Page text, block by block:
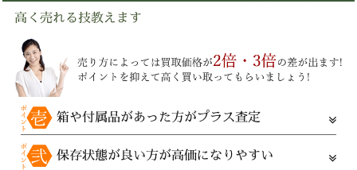
高く売れる技教えます
箱や付属品があった方がプラス査定
保存状態が良い方が高価になりやすい